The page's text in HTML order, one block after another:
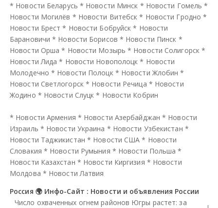
* Новости Беларусь * Новости Минск * Новости Гомель *
Новости Могилёв * Новости Витебск * Новости Гродно *
Новости Брест * Новости Бобруйск * Новости
Барановичи * Новости Борисов * Новости Пинск *
Новости Орша * Новости Мозырь * Новости Солигорск *
Новости Лида * Новости Новополоцк * Новости
Молодечно * Новости Полоцк * Новости Жлобин *
Новости Светлогорск * Новости Речица * Новости
Жодино * Новости Слуцк * Новости Кобрин
* Новости Армения * Новости Азербайджан * Новости
Израиль * Новости Украина * Новости Узбекистан *
Новости Таджикистан * Новости США * Новости
Словакия * Новости Румыния * Новости Польша *
Новости Казахстан * Новости Киргизия * Новости
Молдова * Новости Латвия
Россия 🌍 Инфо-Сайт : Новости и объявления России
Число охваченных огнем районов Югры растет: за